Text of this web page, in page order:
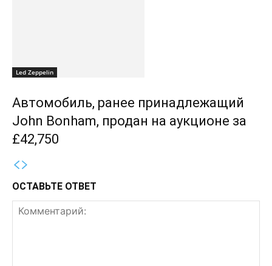
Led Zeppelin
Автомобиль, ранее принадлежащий
John Bonham, продан на аукционе за
£42,750
ОСТАВЬТЕ ОТВЕТ